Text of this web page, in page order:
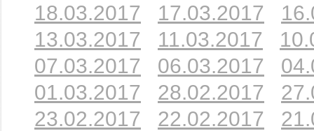
18.03.2017
17.03.2017
13.03.2017
11.03.2017
07.03.2017
06.03.2017
01.03.2017
28.02.2017
23.02.2017
22.02.2017